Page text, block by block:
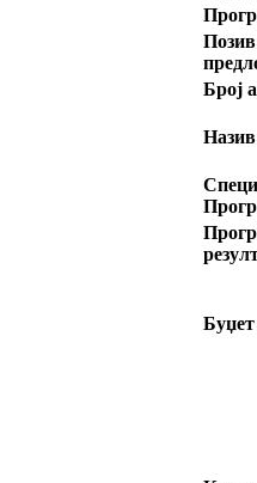
Број
Назив
Буџет